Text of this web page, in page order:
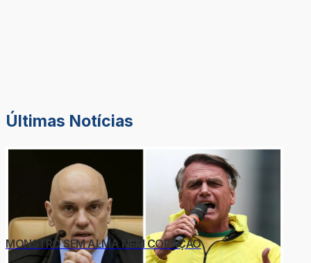
Últimas Notícias
MONSTRO SEM ALMA NEM CORAÇÃO